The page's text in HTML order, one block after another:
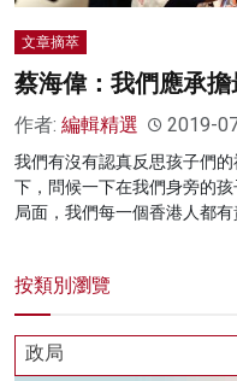
文章摘萃
蔡海偉：我們應承
作者: 編輯精選 2019-
我們有沒有認真反思孩子們
下，問候一下在我們身旁的
局面，我們每一個香港人都有
按類別瀏覽
政局